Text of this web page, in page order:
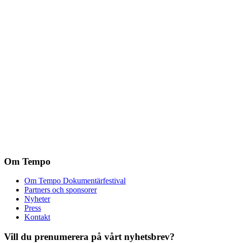
Om Tempo
Om Tempo Dokumentärfestival
Partners och sponsorer
Nyheter
Press
Kontakt
Vill du prenumerera på vårt nyhetsbrev?